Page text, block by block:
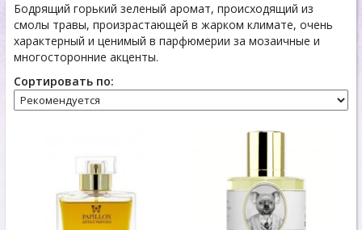
Бодрящий горький зеленый аромат, происходящий из
смолы травы, произрастающей в жарком климате, очень
характерный и ценимый в парфюмерии за мозаичные и
многосторонние акценты.
Сортировать по: